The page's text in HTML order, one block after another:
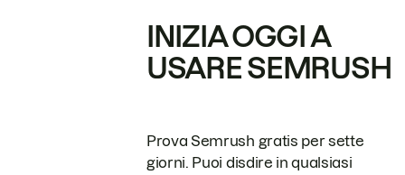
INIZIA OGGI A
USARE SEMRUSH
Prova Semrush gratis per sette
giorni. Puoi disdire in qualsiasi